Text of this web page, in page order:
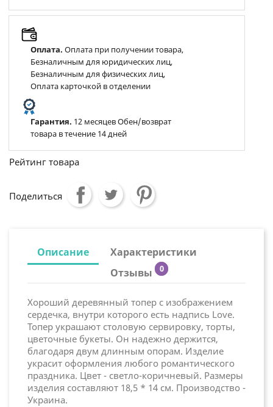
Оплата. Оплата при получении товара,
Безналичным для юридических лиц,
Безналичным для физических лиц,
Оплата карточкой в отделении
Гарантия. 12 месяцев Обен/возврат
товара в течение 14 дней
Рейтинг товара
Поделиться
Описание
Характеристики
Отзывы
0
Хороший деревянный топер с изображением
сердечка, внутри которого есть надпись Love.
Топер украшают столовую сервировку, торты,
цветочные букеты. Он надежно держится,
благодаря двум длинным опорам. Изделие
украсит оформления любого романтического
праздника. Цвет - светло-коричневый. Размеры
изделия составляют 18,5 * 14 см. Производство -
Украина.